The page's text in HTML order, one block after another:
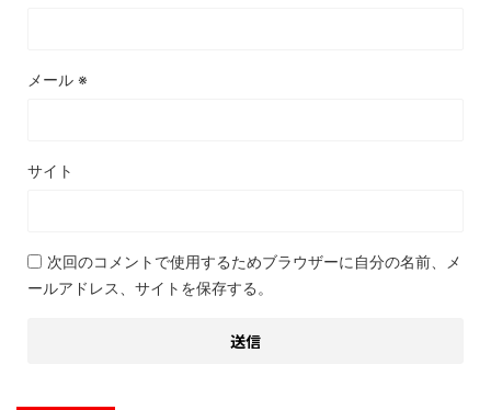
メール ※
サイト
次回のコメントで使用するためブラウザーに自分の名前、メ
ールアドレス、サイトを保存する。